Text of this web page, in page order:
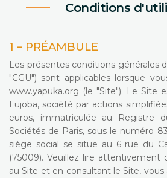
Conditions
1 – PRÉAMBULE
Les présentes conditions générales
"CGU") sont applicables lorsque
www.yapuka.org (le "Site"). Le Site
Lujoba, société par actions
euros, immatriculée au Registre
Sociétés de Paris, sous le numéro
siège social se situe au 6 rue du
(75009). Veuillez lire attentivement
au Site et en consultant le Site, vous